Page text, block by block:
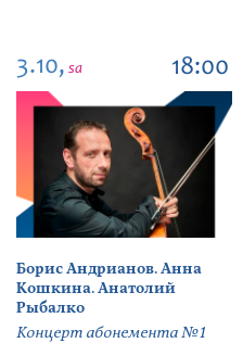
3.10, sa 18:00
Борис Андрианов. Анна
Кошкина. Анатолий
Рыбалко
Концерт абонемента №1